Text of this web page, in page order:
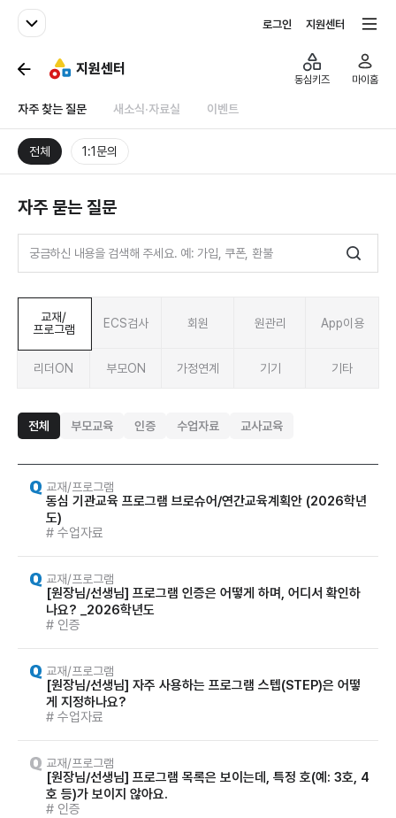
패밀리사이트
로그인 지원센터
지원센터
자주 찾는 질문 새소식·자료실 이벤트
동심키즈 마이홈
전체 1:1문의
자주 묻는 질문
교재/
프로그램
ECS검사 회원 원관리 App이용
리더ON 부모ON 가정연계 기기 기타
전체 부모교육 인증 수업자료 교사교육
교재/프로그램
동심 기관교육 프로그램 브로슈어/연간교육계획안 (2026학년
도)
# 수업자료
교재/프로그램
[원장님/선생님] 프로그램 인증은 어떻게 하며, 어디서 확인하
나요? _2026학년도
# 인증
교재/프로그램
[원장님/선생님] 자주 사용하는 프로그램 스텝(STEP)은 어떻
게 지정하나요?
# 수업자료
교재/프로그램
[원장님/선생님] 프로그램 목록은 보이는데, 특정 호(예: 3호, 4
호 등)가 보이지 않아요.
# 인증